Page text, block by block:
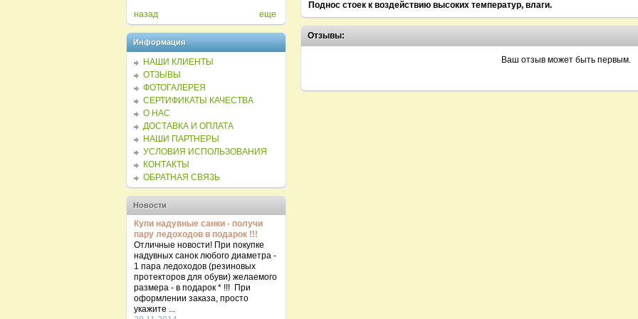
Поднос стоек к воздействию высоких температур, влаги.
Отзывы:
Ваш отзыв может быть первым.
назад еще
Информация
НАШИ КЛИЕНТЫ
ОТЗЫВЫ
ФОТОГАЛЕРЕЯ
СЕРТИФИКАТЫ КАЧЕСТВА
О НАС
ДОСТАВКА И ОПЛАТА
НАШИ ПАРТНЕРЫ
УСЛОВИЯ ИСПОЛЬЗОВАНИЯ
КОНТАКТЫ
ОБРАТНАЯ СВЯЗЬ
Новости
Купи надувные санки - получи
пару ледоходов в подарок !!!
Отличные новости! При покупке
надувных санок любого диаметра -
1 пара ледоходов (резиновых
протекторов для обуви) желаемого
размера - в подарок * !!! При
оформлении заказа, просто
укажите ...